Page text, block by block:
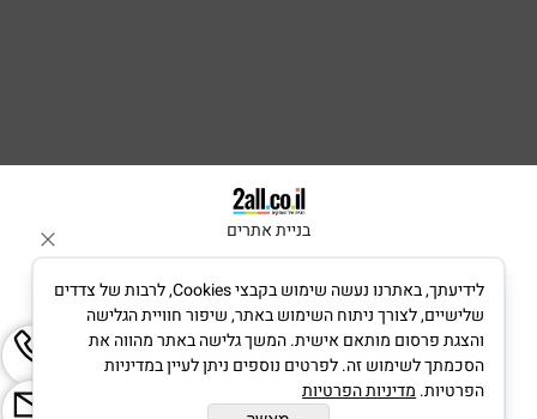
בניית אתרים
לידיעתך, באתרנו נעשה שימוש בקבצי Cookies, לרבות של צדדים
שלישיים, לצורך ניתוח השימוש באתר, שיפור חוויית הגלישה
והצגת פרסום מותאם אישית. המשך גלישה באתר מהווה את
הסכמתך לשימוש זה. לפרטים נוספים ניתן לעיין במדיניות
הפרטיות. מדיניות הפרטיות